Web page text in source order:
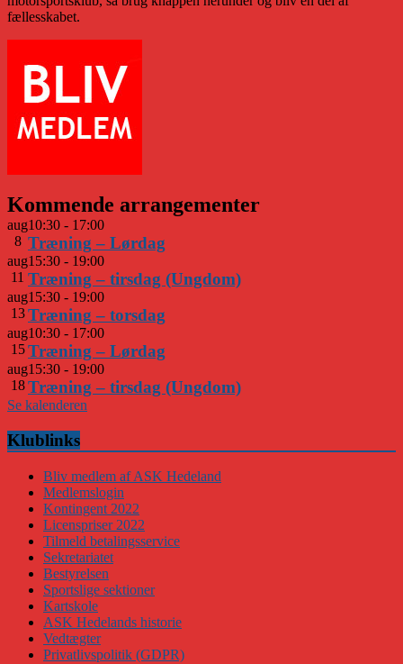
fællesskabet.
Kommende arrangementer
aug
8
10:30 - 17:00
Træning – Lørdag
aug
11
15:30 - 19:00
Træning – tirsdag (Ungdom)
aug
13
15:30 - 19:00
Træning – torsdag
aug
15
10:30 - 17:00
Træning – Lørdag
aug
18
15:30 - 19:00
Træning – tirsdag (Ungdom)
Se kalenderen
Klublinks
Bliv medlem af ASK Hedeland
Medlemslogin
Kontingent 2022
Licenspriser 2022
Tilmeld betalingsservice
Sekretariatet
Bestyrelsen
Sportslige sektioner
Kartskole
ASK Hedelands historie
Vedtægter
Privatlivspolitik (GDPR)